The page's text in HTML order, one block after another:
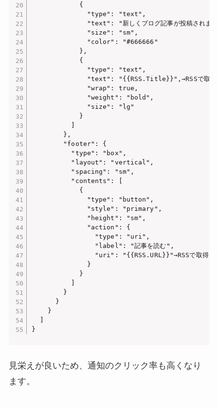
            {
              "type": "text",
"text": "新しくブログ記事が投稿されま
              "size": "sm",
              "color": "#666666"
            },
            {
              "type": "text",
"text": "{{RSS.Title}}",→RSSで取得
              "wrap": true,
              "weight": "bold",
              "size": "lg"
            }
        },
        "footer": {
          "type": "box",
          "layout": "vertical",
          "spacing": "sm",
          "contents": [
            {
              "type": "button",
              "style": "primary",
              "height": "sm",
              "action": {
                "type": "uri",
                "label": "記事を読む",
"uri": "{{RSS.URL}}"→RSSで取得し
              }
            }
        }
      }
    }
見栄えが良いため、通知のクリック率も高くなり
ます。